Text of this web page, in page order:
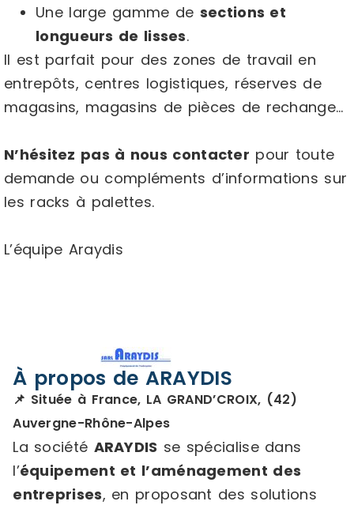
Une large gamme de sections et
longueurs de lisses.
Il est parfait pour des zones de travail en
entrepôts, centres logistiques, réserves de
magasins, magasins de pièces de rechange…
N’hésitez pas à nous contacter pour toute
demande ou compléments d’informations sur
les racks à palettes.
L’équipe Araydis
À propos de ARAYDIS
📌 Située à France, LA GRAND’CROIX, (42)
Auvergne-Rhône-Alpes
La société ARAYDIS se spécialise dans
l’équipement et l’aménagement des
entreprises, en proposant des solutions